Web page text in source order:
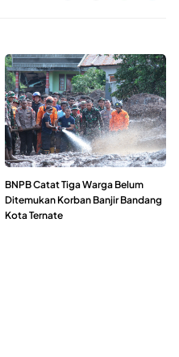
BNPB Catat Tiga Warga Belum
Ditemukan Korban Banjir Bandang
Kota Ternate